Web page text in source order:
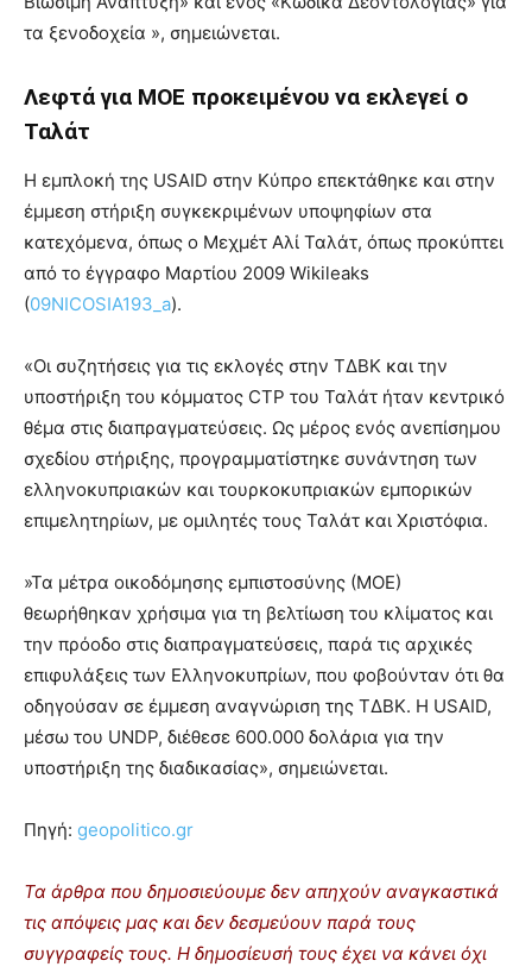
τα ξενοδοχεία », σημειώνεται.
Λεφτά για ΜΟΕ προκειμένου να εκλεγεί ο
Ταλάτ
Η εμπλοκή της USAID στην Κύπρο επεκτάθηκε και στην
έμμεση στήριξη συγκεκριμένων υποψηφίων στα
κατεχόμενα, όπως ο Μεχμέτ Αλί Ταλάτ, όπως προκύπτει
από το έγγραφο Μαρτίου 2009 Wikileaks
(09NICOSIA193_a).
«Οι συζητήσεις για τις εκλογές στην ΤΔΒΚ και την
υποστήριξη του κόμματος CTP του Ταλάτ ήταν κεντρικό
θέμα στις διαπραγματεύσεις. Ως μέρος ενός ανεπίσημου
σχεδίου στήριξης, προγραμματίστηκε συνάντηση των
ελληνοκυπριακών και τουρκοκυπριακών εμπορικών
επιμελητηρίων, με ομιλητές τους Ταλάτ και Χριστόφια.
»Τα μέτρα οικοδόμησης εμπιστοσύνης (ΜΟΕ)
θεωρήθηκαν χρήσιμα για τη βελτίωση του κλίματος και
την πρόοδο στις διαπραγματεύσεις, παρά τις αρχικές
επιφυλάξεις των Ελληνοκυπρίων, που φοβούνταν ότι θα
οδηγούσαν σε έμμεση αναγνώριση της ΤΔΒΚ. Η USAID,
μέσω του UNDP, διέθεσε 600.000 δολάρια για την
υποστήριξη της διαδικασίας», σημειώνεται.
Πηγή: geopolitico.gr
Τα άρθρα που δημοσιεύουμε δεν απηχούν αναγκαστικά
τις απόψεις μας και δεν δεσμεύουν παρά τους
συγγραφείς τους. Η δημοσίευσή τους έχει να κάνει όχι